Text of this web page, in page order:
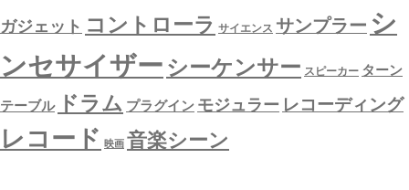
ガジェット コントローラ サイエンス サンプラー シ
ンセサイザー シーケンサー スピーカー ターン
テーブル ドラム プラグイン モジュラー レコーディング
レコード 映画 音楽シーン